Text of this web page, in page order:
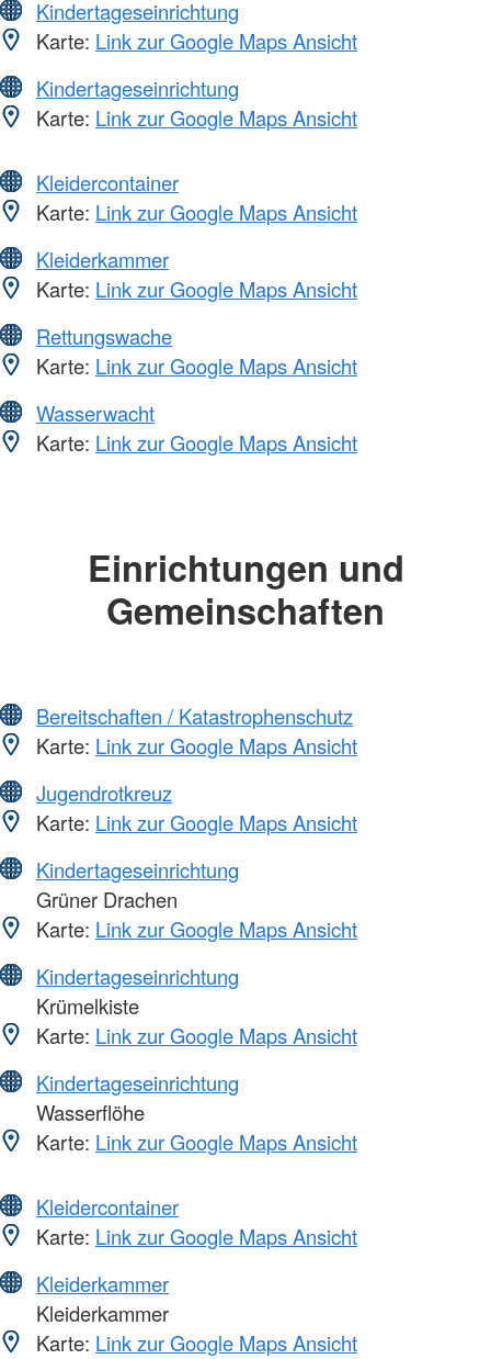
Kindertageseinrichtung
Karte: Link zur Google Maps Ansicht
Kindertageseinrichtung
Karte: Link zur Google Maps Ansicht
Kleidercontainer
Karte: Link zur Google Maps Ansicht
Kleiderkammer
Karte: Link zur Google Maps Ansicht
Rettungswache
Karte: Link zur Google Maps Ansicht
Wasserwacht
Karte: Link zur Google Maps Ansicht
Einrichtungen und
Gemeinschaften
Bereitschaften / Katastrophenschutz
Karte: Link zur Google Maps Ansicht
Jugendrotkreuz
Karte: Link zur Google Maps Ansicht
Kindertageseinrichtung
Grüner Drachen
Karte: Link zur Google Maps Ansicht
Kindertageseinrichtung
Krümelkiste
Karte: Link zur Google Maps Ansicht
Kindertageseinrichtung
Wasserflöhe
Karte: Link zur Google Maps Ansicht
Kleidercontainer
Karte: Link zur Google Maps Ansicht
Kleiderkammer
Kleiderkammer
Karte: Link zur Google Maps Ansicht